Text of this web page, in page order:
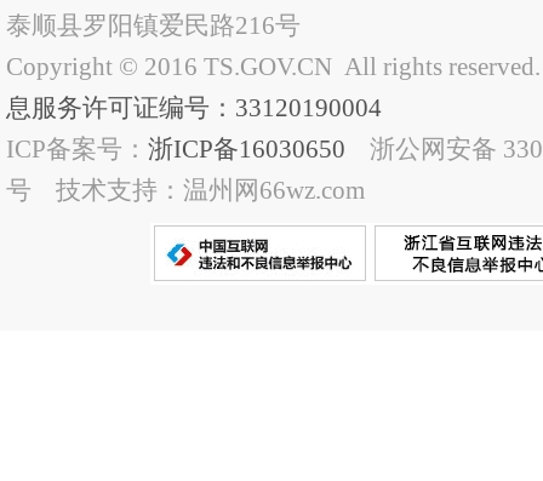
泰顺县罗阳镇爱民路216号
Copyright © 2016 TS.GOV.CN All rights
息服务许可证编号：33120190004
ICP备案号： 浙ICP备16030650 浙公网安备
号 技术支持：温州网66wz.com